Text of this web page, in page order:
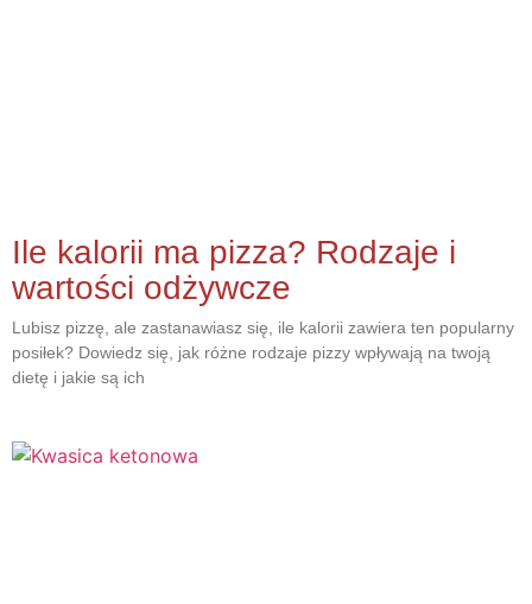
Ile kalorii ma pizza? Rodzaje i
wartości odżywcze
Lubisz pizzę, ale zastanawiasz się, ile kalorii zawiera ten popularny
posiłek? Dowiedz się, jak różne rodzaje pizzy wpływają na twoją
dietę i jakie są ich